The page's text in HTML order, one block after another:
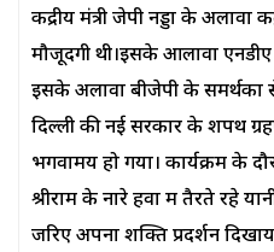
केंद्रीय मंत्री जेपी नड्डा के अलावा
मौजूदगी थी।इसके आलावा
इसके अलावा बीजेपी के समर्थकों
दिल्ली की नई सरकार के शपथ
भगवामय हो गया। कार्यक्रम के
श्रीराम के नारे हवा में तैरते रहे
जरिए अपना शक्ति प्रदर्शन